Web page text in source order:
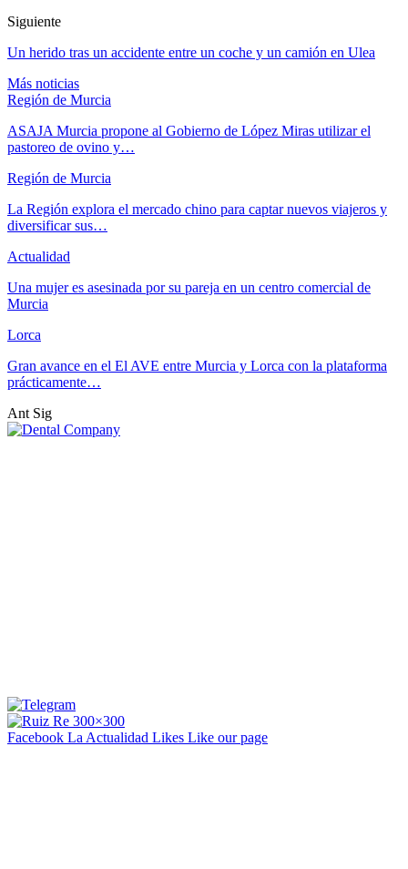
Siguiente
Un herido tras un accidente entre un coche y un camión en Ulea
Más noticias
Región de Murcia
ASAJA Murcia propone al Gobierno de López Miras utilizar el
pastoreo de ovino y…
Región de Murcia
La Región explora el mercado chino para captar nuevos viajeros y
diversificar sus…
Actualidad
Una mujer es asesinada por su pareja en un centro comercial de
Murcia
Lorca
Gran avance en el El AVE entre Murcia y Lorca con la plataforma
prácticamente…
Ant Sig
Facebook La Actualidad Likes Like our page